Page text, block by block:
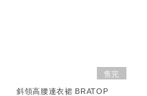
售完
斜領高腰連衣裙 BRATOP